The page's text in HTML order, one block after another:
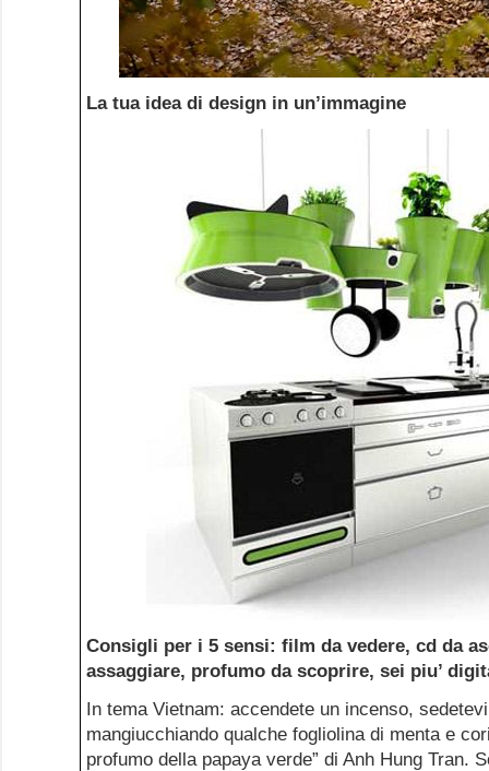
La tua idea di design in un’immagine
Consigli per i 5 sensi: film da vedere, cd da
assaggiare, profumo da scoprire, sei piu’
In tema Vietnam: accendete un incenso,
mangiucchiando qualche fogliolina di menta e
profumo della papaya verde” di Anh Hung Tran.